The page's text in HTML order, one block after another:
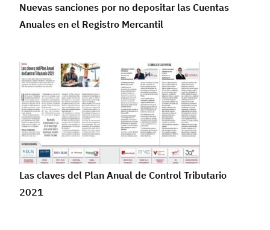
Nuevas sanciones por no depositar las Cuentas
Anuales en el Registro Mercantil
Las claves del Plan Anual de Control Tributario
2021